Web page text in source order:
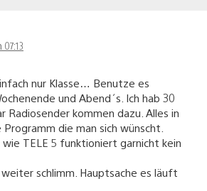
07:13
nur Klasse… Benutze es
und Abend´s. Ich hab 30
Radiosender kommen dazu. Alles in
die man sich wünscht.
wie TELE 5 funktioniert garnicht kein
schlimm. Hauptsache es läuft